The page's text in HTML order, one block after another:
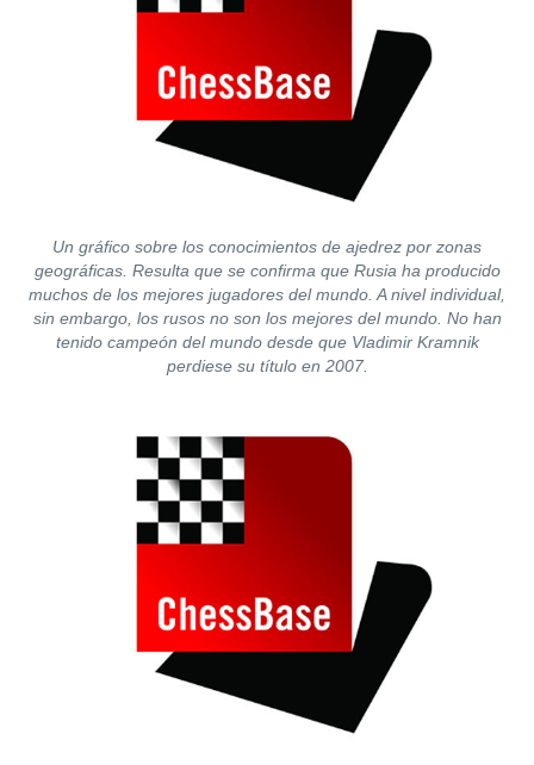
Un gráfico sobre los conocimientos de ajedrez por zonas
geográficas. Resulta que se confirma que Rusia ha producido
muchos de los mejores jugadores del mundo. A nivel individual,
sin embargo, los rusos no son los mejores del mundo. No han
tenido campeón del mundo desde que Vladimir Kramnik
perdiese su título en 2007.